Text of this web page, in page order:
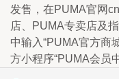
发售，在PUMA官网
店、PUMA专卖店及
中输入“PUMA官方商
方小程序“PUMA会员